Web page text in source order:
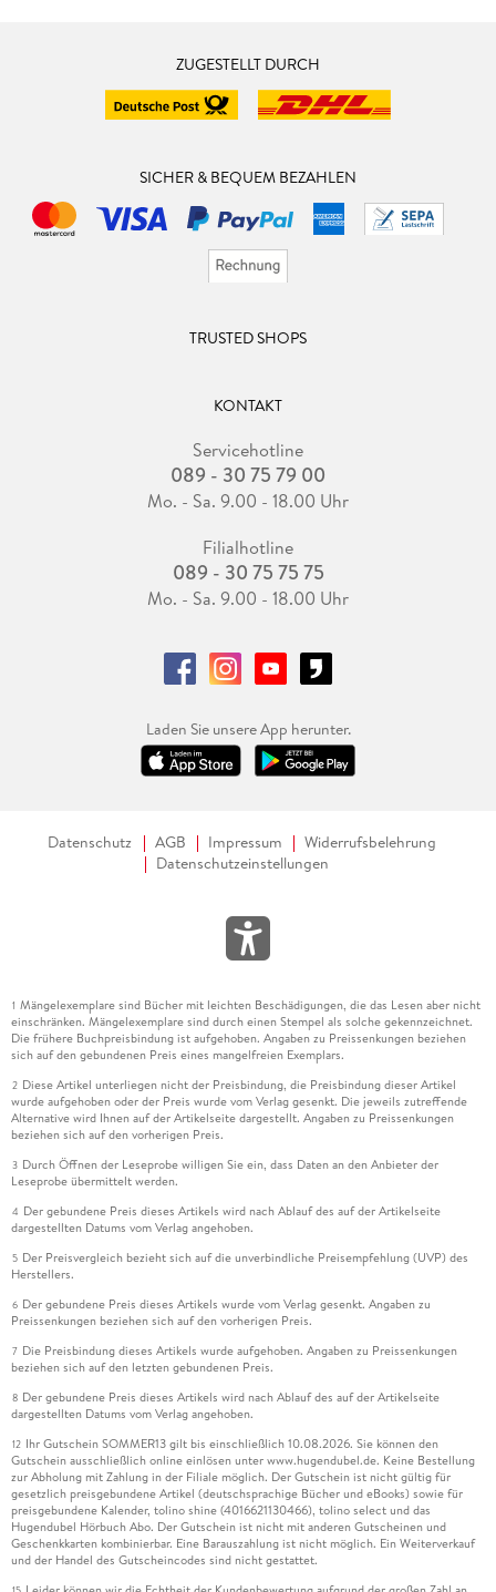
ZUGESTELLT DURCH
SICHER & BEQUEM BEZAHLEN
TRUSTED SHOPS
KONTAKT
Servicehotline
089 - 30 75 79 00
Mo. - Sa. 9.00 - 18.00 Uhr
Filialhotline
089 - 30 75 75 75
Mo. - Sa. 9.00 - 18.00 Uhr
Laden Sie unsere App herunter.
Datenschutz AGB Impressum
Widerrufsbelehrung
Datenschutzeinstellungen
1 Mängelexemplare sind Bücher mit leichten Beschädigungen, die das Lesen aber nicht
einschränken. Mängelexemplare sind durch einen Stempel als solche gekennzeichnet.
Die frühere Buchpreisbindung ist aufgehoben. Angaben zu Preissenkungen beziehen
sich auf den gebundenen Preis eines mangelfreien Exemplars.
2 Diese Artikel unterliegen nicht der Preisbindung, die Preisbindung dieser Artikel
wurde aufgehoben oder der Preis wurde vom Verlag gesenkt. Die jeweils zutreffende
Alternative wird Ihnen auf der Artikelseite dargestellt. Angaben zu Preissenkungen
beziehen sich auf den vorherigen Preis.
3 Durch Öffnen der Leseprobe willigen Sie ein, dass Daten an den Anbieter der
Leseprobe übermittelt werden.
4 Der gebundene Preis dieses Artikels wird nach Ablauf des auf der Artikelseite
dargestellten Datums vom Verlag angehoben.
5 Der Preisvergleich bezieht sich auf die unverbindliche Preisempfehlung (UVP) des
Herstellers.
6 Der gebundene Preis dieses Artikels wurde vom Verlag gesenkt. Angaben zu
Preissenkungen beziehen sich auf den vorherigen Preis.
7 Die Preisbindung dieses Artikels wurde aufgehoben. Angaben zu Preissenkungen
beziehen sich auf den letzten gebundenen Preis.
8 Der gebundene Preis dieses Artikels wird nach Ablauf des auf der Artikelseite
dargestellten Datums vom Verlag angehoben.
12 Ihr Gutschein SOMMER13 gilt bis einschließlich 10.08.2026. Sie können den
Gutschein ausschließlich online einlösen unter www.hugendubel.de. Keine Bestellung
zur Abholung mit Zahlung in der Filiale möglich. Der Gutschein ist nicht gültig für
gesetzlich preisgebundene Artikel (deutschsprachige Bücher und eBooks) sowie für
preisgebundene Kalender, tolino shine (4016621130466), tolino select und das
Hugendubel Hörbuch Abo. Der Gutschein ist nicht mit anderen Gutscheinen und
Geschenkkarten kombinierbar. Eine Barauszahlung ist nicht möglich. Ein Weiterverkauf
und der Handel des Gutscheincodes sind nicht gestattet.